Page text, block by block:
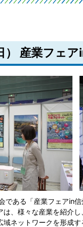
） 産業フェ
である「産業フェアin
、様々な産業を紹介
ネットワークを形成